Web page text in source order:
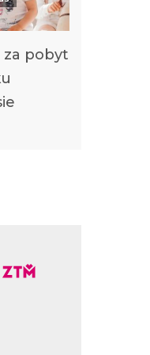
za pobyt